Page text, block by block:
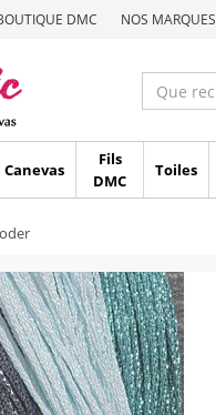
DMC NOS MARQUES
Canevas
Fils
DMC
Toiles